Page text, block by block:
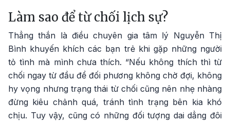
Làm sao để từ chối lịch sự?
Thẳng thắn là điều chuyên gia tâm lý Nguyễn Thị
Bình khuyến khích các bạn trẻ khi gặp những người
tỏ tình mà mình chưa thích. “Nếu không thích thì từ
chối ngay từ đầu để đối phương không chờ đợi, không
hy vọng nhưng trạng thái từ chối cũng nên nhẹ nhàng
đừng kiêu chảnh quá, tránh tình trạng bên kia khó
chịu. Tuy vậy, cũng có những đối tượng dai dẳng đôi